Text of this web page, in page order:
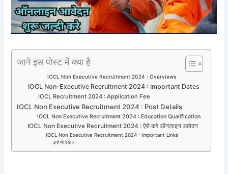
जाने इस पोस्ट में क्या है
IOCL Non Executive Recruitment 2024 : Overviews
IOCL Non-Executive Recruitment 2024 : Important Dates
IOCL Recruitment 2024 : Application Fee
IOCL Non Executive Recruitment 2024 : Post Details
IOCL Non Executive Recruitment 2024 : Education Qualification
IOCL Non Executive Recruitment 2024 : ऐसे करे ऑनलाइन आवेदन
IOCL Non Executive Recruitment 2024 : Important Links
इन्हें भी देखे :-